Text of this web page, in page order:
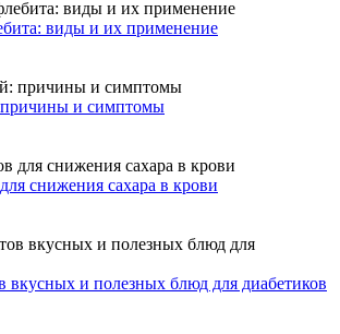
виды и их применение
причины и симптомы
снижения сахара в крови
вкусных и полезных блюд для диабетиков